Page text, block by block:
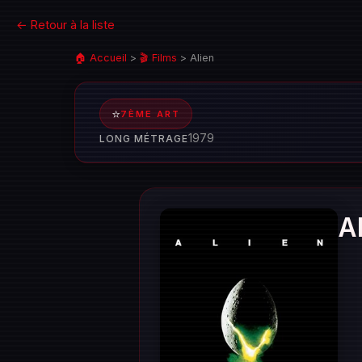
← Retour à la liste
🏠 Accueil > 🎬 Films > Alien
⭐7ÈME ART
LONG MÉTRAGE1979